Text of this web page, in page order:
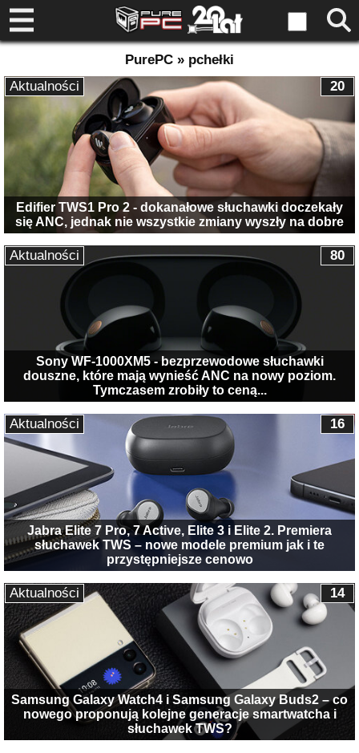
PurePC » pchełki
Edifier TWS1 Pro 2 - dokanałowe słuchawki doczekały
się ANC, jednak nie wszystkie zmiany wyszły na dobre
20
Aktualności
Sony WF-1000XM5 - bezprzewodowe słuchawki
douszne, które mają wynieść ANC na nowy poziom.
Tymczasem zrobiły to ceną...
80
Aktualności
Jabra Elite 7 Pro, 7 Active, Elite 3 i Elite 2. Premiera
słuchawek TWS – nowe modele premium jak i te
przystępniejsze cenowo
16
Aktualności
Samsung Galaxy Watch4 i Samsung Galaxy Buds2 – co
nowego proponują kolejne generacje smartwatcha i
słuchawek TWS?
14
Aktualności